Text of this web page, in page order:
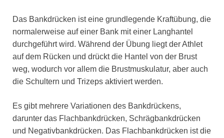
Das Bankdrücken ist eine grundlegende Kraftübung, die
normalerweise auf einer Bank mit einer Langhantel
durchgeführt wird. Während der Übung liegt der Athlet
auf dem Rücken und drückt die Hantel von der Brust
weg, wodurch vor allem die Brustmuskulatur, aber auch
die Schultern und Trizeps aktiviert werden.
Es gibt mehrere Variationen des Bankdrückens,
darunter das Flachbankdrücken, Schrägbankdrücken
und Negativbankdrücken. Das Flachbankdrücken ist die